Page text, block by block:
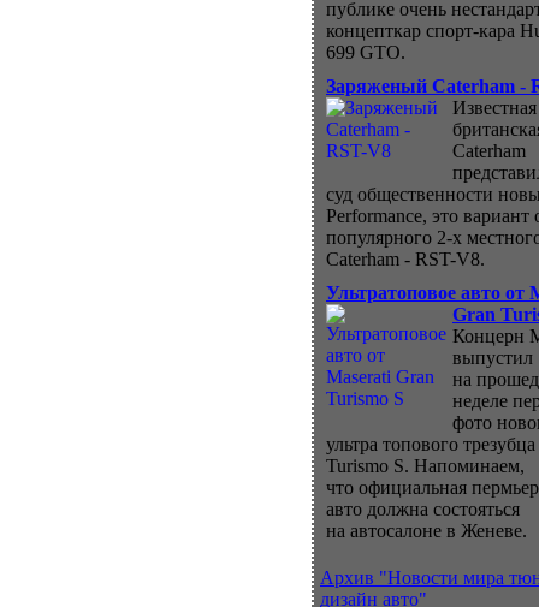
публике очень
концепткар спорт-кара
699 GTO.
Заряженый Caterham -
Известная
Caterham
суд общественности
Performance, это вариант
популярного 2-х
Caterham - RST-V8.
Ультратоповое авто от
Gran
Концерн
выпустил
на
неделе
фото
ультра топового
Turismo S. Напоминаем,
что официальная
авто должна состояться
на автосалоне в Женеве.
Архив "Новости мира
дизайн авто"